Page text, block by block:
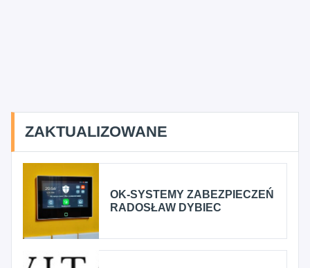
ZAKTUALIZOWANE
OK-SYSTEMY ZABEZPIECZEŃ
RADOSŁAW DYBIEC